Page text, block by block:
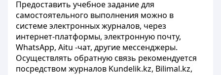
Предоставить учебное задание для
самостоятельного выполнения можно в
системе электронных журналов, через
интернет-платформы, электронную почту,
WhatsApp, Aitu -чат, другие мессенджеры.
Осуществлять обратную связь рекомендуется
посредством журналов Kundelik.kz, Bilimal.kz,